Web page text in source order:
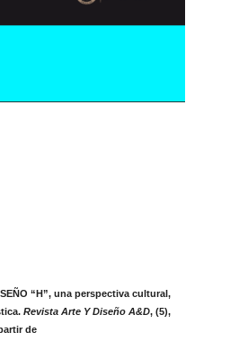
“H”, una perspectiva cultural,
Revista Arte Y Diseño A&D, (5),
de